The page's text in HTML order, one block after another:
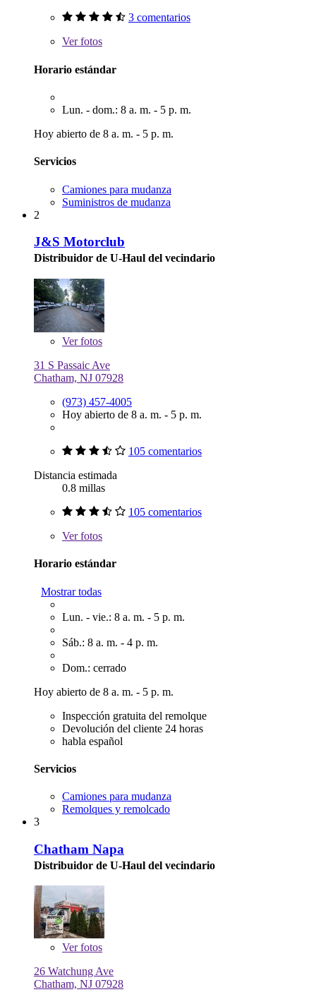
3 comentarios
Verfotos
Horario estándar
Lun. - dom.: 8 a. m. - 5 p. m.
Hoy abierto de 8 a. m. - 5 p. m.
Servicios
Camiones para mudanza
Suministros de mudanza
2
J&S Motorclub
Distribuidor de U-Haul del vecindario
Verfotos
31 S Passaic Ave
Chatham, NJ 07928
(973) 457-4005
Hoy abierto de 8 a. m. - 5 p. m.
105 comentarios
Distancia estimada
0.8 millas
105 comentarios
Verfotos
Horario estándar
Mostrar todas
Lun. - vie.: 8 a. m. - 5 p. m.
Sáb.: 8 a. m. - 4 p. m.
Dom.: cerrado
Hoy abierto de 8 a. m. - 5 p. m.
Inspección gratuita del remolque
Devolución del cliente 24 horas
habla español
Servicios
Camiones para mudanza
Remolques y remolcado
3
Chatham Napa
Distribuidor de U-Haul del vecindario
Verfotos
26 Watchung Ave
Chatham, NJ 07928